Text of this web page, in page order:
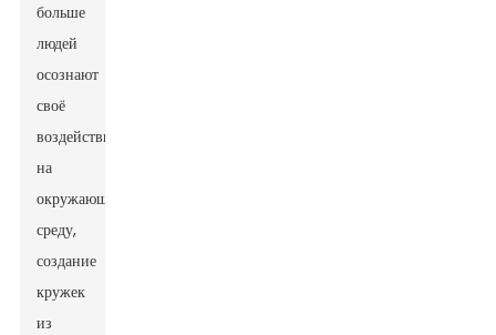
больше
людей
осознают
своё
воздействие
на
окружающую
среду,
создание
кружек
из